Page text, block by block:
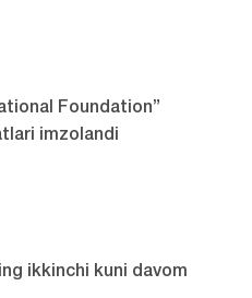
Foundation”
imzolandi
ikkinchi kuni davom